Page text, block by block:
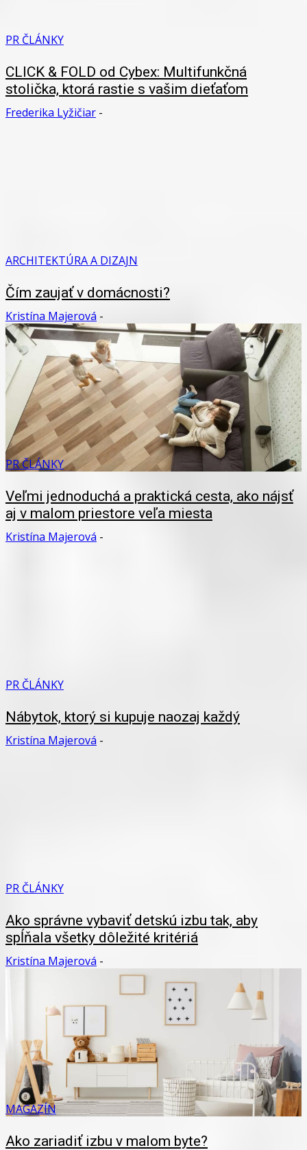
PR ČLÁNKY
CLICK & FOLD od Cybex: Multifunkčná
stolička, ktorá rastie s vašim dieťaťom
Frederika Lyžičiar -
ARCHITEKTÚRA A DIZAJN
Čím zaujať v domácnosti?
Kristína Majerová -
PR ČLÁNKY
Veľmi jednoduchá a praktická cesta, ako nájsť
aj v malom priestore veľa miesta
Kristína Majerová -
PR ČLÁNKY
Nábytok, ktorý si kupuje naozaj každý
Kristína Majerová -
PR ČLÁNKY
Ako správne vybaviť detskú izbu tak, aby
spĺňala všetky dôležité kritériá
Kristína Majerová -
MAGAZÍN
Ako zariadiť izbu v malom byte?